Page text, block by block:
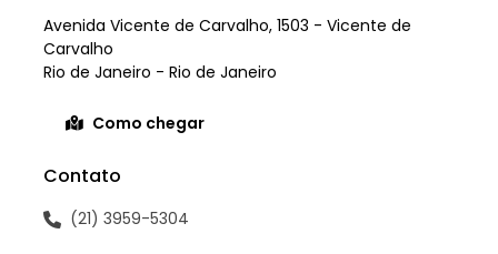
Avenida Vicente de Carvalho, 1503 - Vicente de
Carvalho
Rio de Janeiro - Rio de Janeiro
Como chegar
Contato
(21) 3959-5304